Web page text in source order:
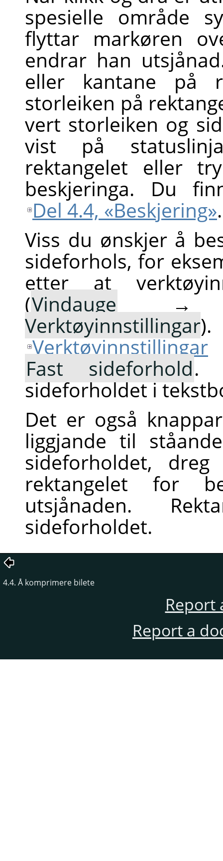
spesielle område
flyttar markøren
endrar han
eller kantane på
storleiken på
vert storleiken og
vist på
rektangelet eller
beskjeringa. Du
Del 4.4, «Beskjering».
Viss du ønskjer å
sideforhols, for
etter at
(Vindauge
Verktøyinnstillingar
Verktøyinnstillingar
Fast sideforhold.
sideforholdet i
Det er også
liggjande til
sideforholdet,
rektangelet for
utsjånaden.
sideforholdet.
4.4. Å komprimere bilete
Report
Report a